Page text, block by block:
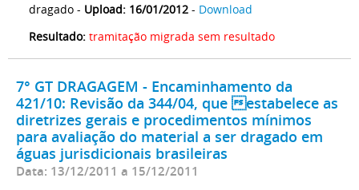
dragado - Upload: 16/01/2012 - Download
Resultado: tramitação migrada sem resultado
7° GT DRAGAGEM - Encaminhamento da
421/10: Revisão da 344/04, que estabelece as
diretrizes gerais e procedimentos mínimos
para avaliação do material a ser dragado em
águas jurisdicionais brasileiras
Data: 13/12/2011 a 15/12/2011